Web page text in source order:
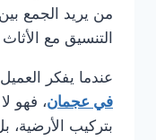
من يريد الجمع
التنسيق مع
عندما يفكر
في عجمان، فهو
بتركيب